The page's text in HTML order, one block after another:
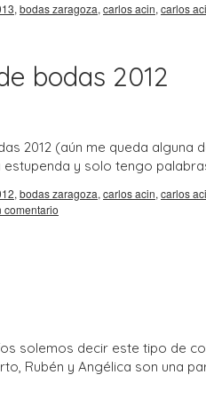
, bodas zaragoza, carlos acin, carlos
bodas 2012
2012 (aún me queda
y solo tengo
, bodas zaragoza, carlos acin, carlos
comentario
solemos decir este tipo de
Rubén y Angélica son una